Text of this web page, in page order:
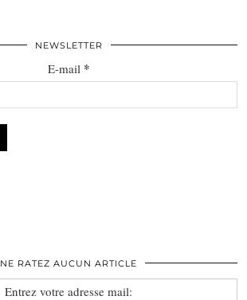
NEWSLETTER
E-mail *
NE RATEZ AUCUN ARTICLE
Entrez votre adresse mail: